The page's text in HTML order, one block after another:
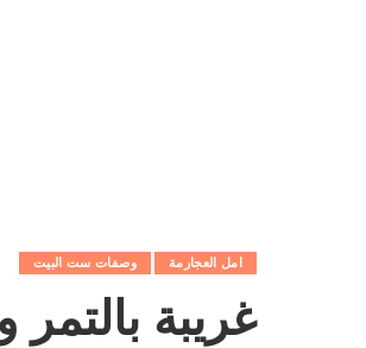
امل العجارمة وصفات ست البيت
غريبة